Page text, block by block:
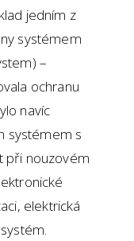
jedním z
systémem
–
ochranu
navíc
systémem s
při nouzovém
elektrická